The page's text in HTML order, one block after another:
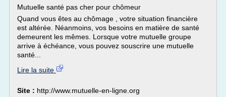
Mutuelle santé pas cher pour chômeur
Quand vous êtes au chômage , votre situation financière
est altérée. Néanmoins, vos besoins en matière de santé
demeurent les mêmes. Lorsque votre mutuelle groupe
arrive à échéance, vous pouvez souscrire une mutuelle
santé...
Lire la suite
Site : http://www.mutuelle-en-ligne.org